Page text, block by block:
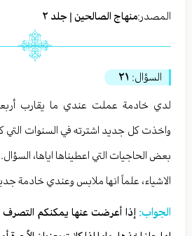
المصدر:منهاج الصالحين | جلد ٢
السؤال: ٢١
لدي خادمة عملت عندي ما يقارب
واخذت كل جديد اشترته في السنوات
بعض الحاجيات التي اعطيناها اياها،
الاشياء، علماً انها ملابس وعندي خادمة
الجواب: إذا أعرضت عنها يمكنكم التصرف